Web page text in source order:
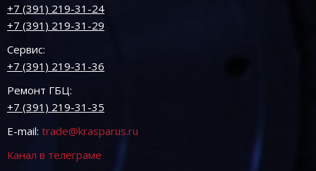
+7 (391) 219-31-24
+7 (391) 219-31-29
Сервис:
+7 (391) 219-31-36
Ремонт ГБЦ:
+7 (391) 219-31-35
E-mail: trade@krasparus.ru
Канал в телеграме